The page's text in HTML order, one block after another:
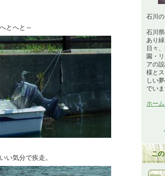
とへと～
い気分で疾走。
石川
石川
あり
日々
園・
アの
様と
しい
でいま
ホー
こ